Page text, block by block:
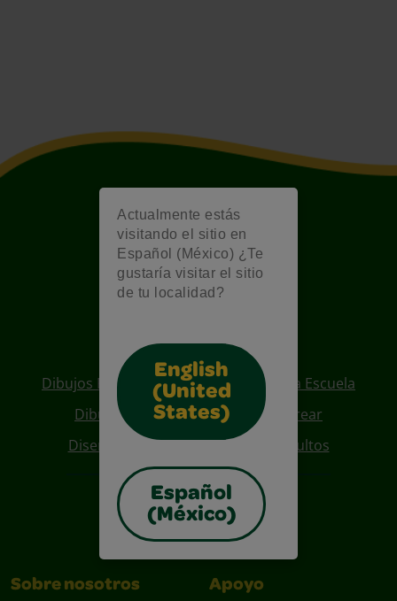
Actualmente estás
visitando el sitio en
Español (México) ¿Te
gustaría visitar el sitio
de tu localidad?
English
(United
States)
Español
(México)
Also of Interest
Dibujos Para Colorear De Regreso A La Escuela
Dibujos De Personajes Para Colorear
Diseños Para Coloreables Para Adultos
Sobre nosotros Apoyo